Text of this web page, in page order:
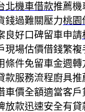
北機車借款推薦機
錢過難關壓力桃園
良好口碑留車申請
現場估價借錢繁複
條件免留車金週轉
款服務流程廚具
車價全額適當客
放款迅速安全有